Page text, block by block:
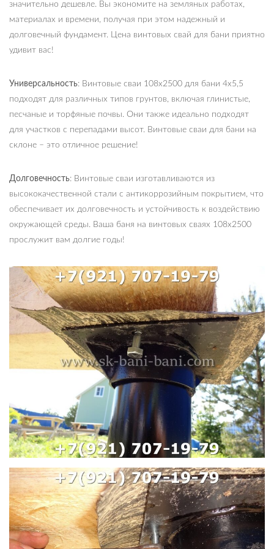
значительно дешевле. Вы экономите на земляных работах,
материалах и времени, получая при этом надежный и
долговечный фундамент. Цена винтовых свай для бани приятно
удивит вас!
Универсальность: Винтовые сваи 108х2500 для бани 4х5,5
подходят для различных типов грунтов, включая глинистые,
песчаные и торфяные почвы. Они также идеально подходят
для участков с перепадами высот. Винтовые сваи для бани на
склоне – это отличное решение!
Долговечность: Винтовые сваи изготавливаются из
высококачественной стали с антикоррозийным покрытием, что
обеспечивает их долговечность и устойчивость к воздействию
окружающей среды. Ваша баня на винтовых сваях 108х2500
прослужит вам долгие годы!